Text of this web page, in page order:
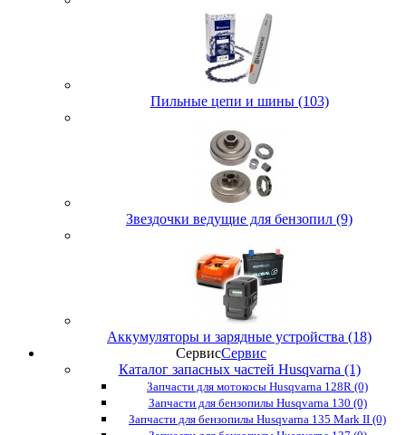
Пильные цепи и шины (103)
Звездочки ведущие для бензопил (9)
Аккумуляторы и зарядные устройства (18)
СервисСервис
Каталог запасных частей Husqvarna (1)
Запчасти для мотокосы Husqvarna 128R (0)
Запчасти для бензопилы Husqvarna 130 (0)
Запчасти для бензопилы Husqvarna 135 Mark II (0)